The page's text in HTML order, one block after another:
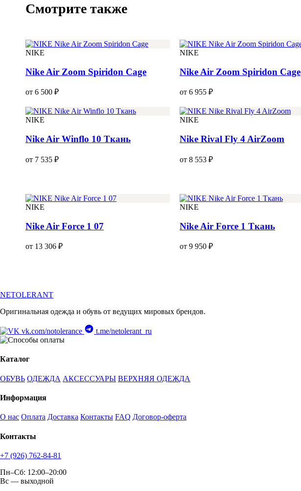
Смотрите также
NIKE
Nike Air Zoom Spiridon Cage
от 6 500 ₽
NIKE
Nike Air Zoom Spiridon Cage
от 6 955 ₽
NIKE
Nike Air Winflo 10 Ткань
от 7 535 ₽
NIKE
Nike Rival Fly 4 AirZoom
от 8 553 ₽
NIKE
Nike Air Force 1 07
от 13 306 ₽
NIKE
Nike Air Force 1 Ткань
от 9 950 ₽
NETOLERANT
Оригинальная одежда и обувь от ведущих мировых брендов.
vk.com/notolerance t.me/netolerant_ru
Каталог
ОБУВЬ ОДЕЖДА АКСЕССУАРЫ ВЕРХНЯЯ ОДЕЖДА
Информация
О нас Оплата Доставка Контакты FAQ Договор-оферта
Контакты
+7 (926) 762-84-81
Пн–Сб: 12:00–20:00
Вс — выходной